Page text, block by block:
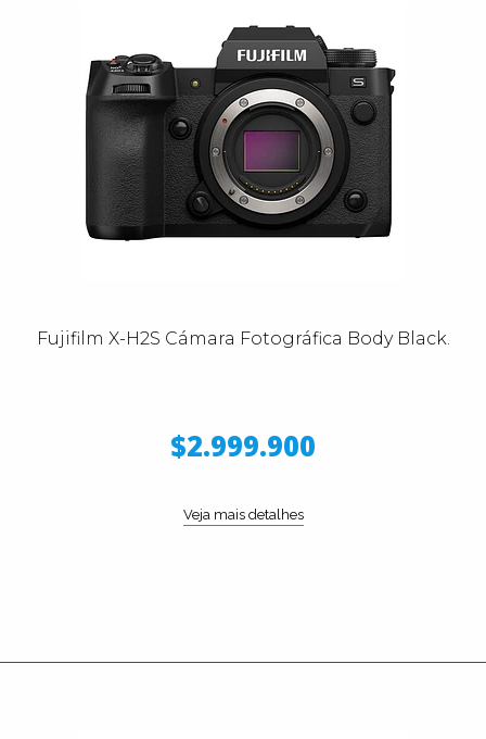
Fujifilm X-H2S Cámara Fotográfica Body Black.
$2.999.900
Veja mais detalhes